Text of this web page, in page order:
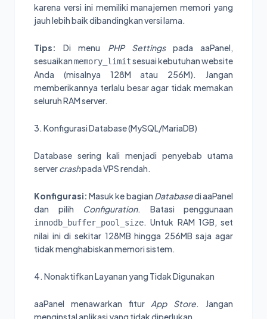
karena versi ini memiliki manajemen memori yang
jauh lebih baik dibandingkan versi lama.
Tips: Di menu PHP Settingspada aaPanel,
sesuaikanmemory_limitsesuai kebutuhan website
Anda (misalnya 128M atau 256M). Jangan
memberikannya terlalu besar agar tidak memakan
seluruh RAM server.
3. Konfigurasi Database (MySQL/MariaDB)
Database sering kali menjadi penyebab utama
servercrashpada VPS rendah.
Konfigurasi: Masuk ke bagian Databasedi aaPanel
dan pilih
Configuration. Batasi penggunaan
innodb_buffer_pool_size. Untuk RAM 1GB, set
nilai ini di sekitar 128MB hingga 256MB saja agar
tidak menghabiskan memori sistem.
4. Nonaktifkan Layanan yang Tidak Digunakan
aaPanel menawarkan fitur App Store. Jangan
menginstal aplikasi yang tidak diperlukan.